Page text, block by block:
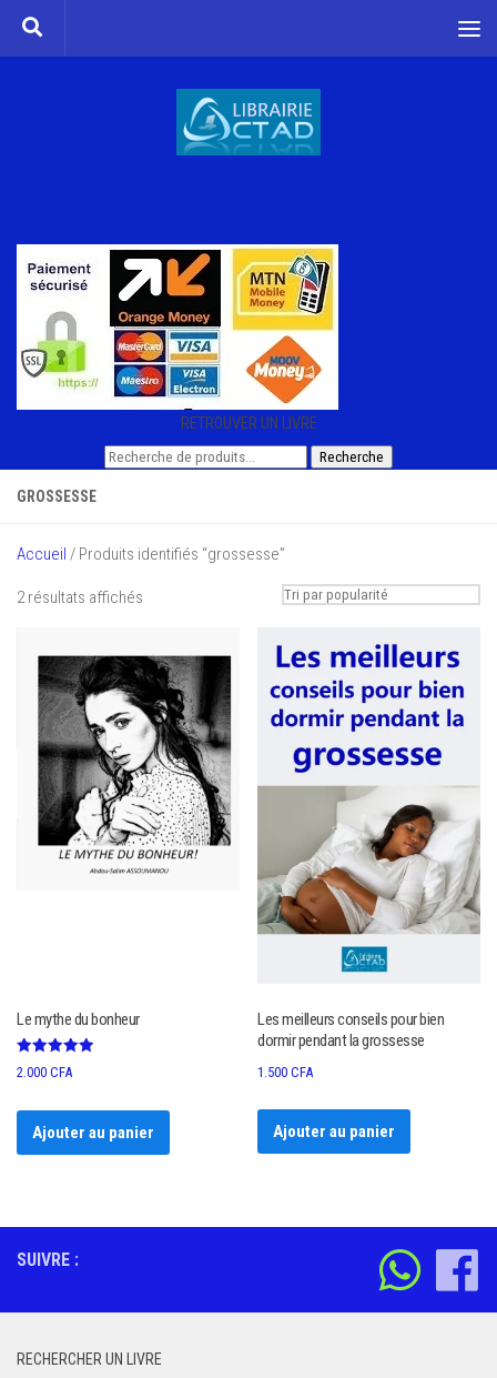
Skip to content
RETROUVER UN LIVRE
Recherche
Recherche
GROSSESSE
Accueil / Produits identifiés “grossesse”
2 résultats affichés
Le mythe du bonheur
Note
5.00
2.000 CFA
Ajouter au panier
Les meilleurs conseils pour bien
dormir pendant la grossesse
1.500CFA
Ajouter au panier
SUIVRE :
RECHERCHER UN LIVRE